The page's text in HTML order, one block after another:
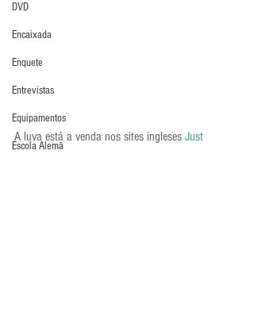
DVD
Encaixada
Enquete
Entrevistas
Equipamentos
Escola Alemã
A luva está a venda nos sites ingleses Just